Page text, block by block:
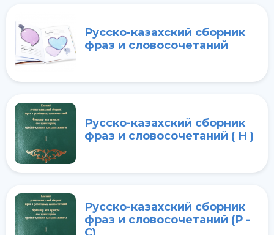
Русско-казахский сборник
фраз и словосочетаний
Русско-казахский сборник
фраз и словосочетаний ( Н )
Русско-казахский сборник
фраз и словосочетаний (Р -